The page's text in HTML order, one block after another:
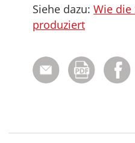
Siehe dazu: Wie die
produziert